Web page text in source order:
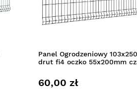
Panel Ogrodzeniowy
drut fi4 oczko 55x200mm
60,00 zł